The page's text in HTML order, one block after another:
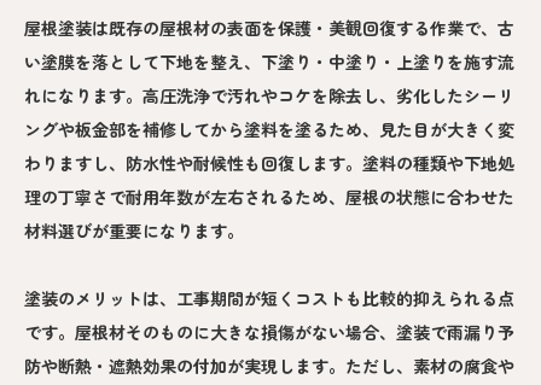
屋根塗装は既存の屋根材の表面を保護・美観回復する作業で、古
い塗膜を落として下地を整え、下塗り・中塗り・上塗りを施す流
れになります。高圧洗浄で汚れやコケを除去し、劣化したシーリ
ングや板金部を補修してから塗料を塗るため、見た目が大きく変
わりますし、防水性や耐候性も回復します。塗料の種類や下地処
理の丁寧さで耐用年数が左右されるため、屋根の状態に合わせた
材料選びが重要になります。
塗装のメリットは、工事期間が短くコストも比較的抑えられる点
です。屋根材そのものに大きな損傷がない場合、塗装で雨漏り予
防や断熱・遮熱効果の付加が実現します。ただし、素材の腐食や